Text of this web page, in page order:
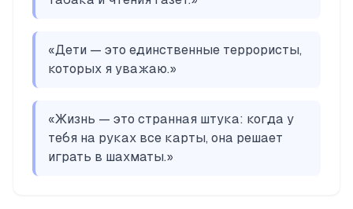
«Дети — это единственные террористы,
которых я уважаю.»
«Жизнь — это странная штука: когда у
тебя на руках все карты, она решает
играть в шахматы.»